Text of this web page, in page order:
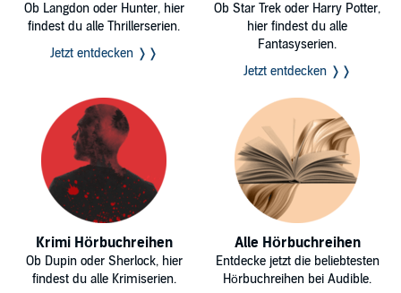
Ob Langdon oder Hunter, hier
findest du alle Thrillerserien.
Jetzt entdecken ❭❭
Ob Star Trek oder Harry Potter,
hier findest du alle
Fantasyserien.
Jetzt entdecken ❭❭
Krimi Hörbuchreihen
Ob Dupin oder Sherlock, hier
findest du alle Krimiserien.
Alle Hörbuchreihen
Entdecke jetzt die beliebtesten
Hörbuchreihen bei Audible.